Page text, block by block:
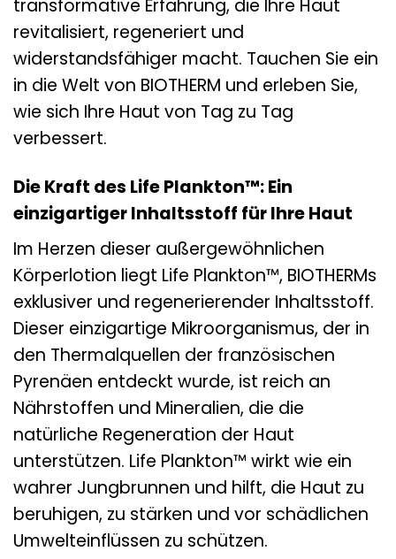
transformative Erfahrung, die Ihre Haut
revitalisiert, regeneriert und
widerstandsfähiger macht. Tauchen Sie ein
in die Welt von BIOTHERM und erleben Sie,
wie sich Ihre Haut von Tag zu Tag
verbessert.
Die Kraft des Life Plankton™: Ein
einzigartiger Inhaltsstoff für Ihre Haut
Im Herzen dieser außergewöhnlichen
Körperlotion liegt Life Plankton™, BIOTHERMs
exklusiver und regenerierender Inhaltsstoff.
Dieser einzigartige Mikroorganismus, der in
den Thermalquellen der französischen
Pyrenäen entdeckt wurde, ist reich an
Nährstoffen und Mineralien, die die
natürliche Regeneration der Haut
unterstützen. Life Plankton™ wirkt wie ein
wahrer Jungbrunnen und hilft, die Haut zu
beruhigen, zu stärken und vor schädlichen
Umwelteinflüssen zu schützen.